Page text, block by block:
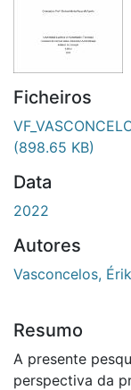
Ficheiros
(898.65 KB)
Data
2022
Autores
Vasconcelos,
Resumo
A presente
perspectiva da